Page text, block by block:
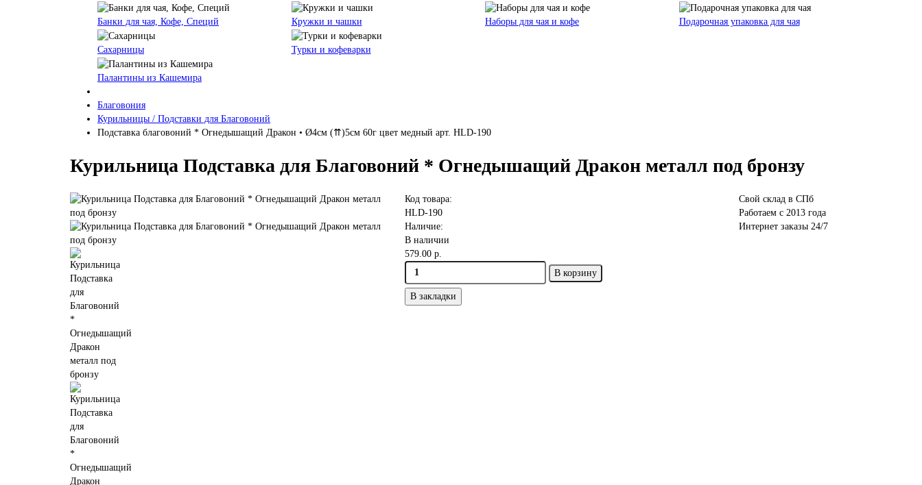
Банки для чая, Кофе, Специй Кружки и чашки Наборы для чая и кофе Подарочная упаковка для чая
Сахарницы Турки и кофеварки
Палантины из Кашемира
Благовония
Курильницы / Подставки для Благовоний
Подставка благовоний * Огнедышащий Дракон • Ø4см (⇈)5cм 60г цвет медный арт. HLD-190
Курильница Подставка для Благовоний * Огнедышащий Дракон металл под бронзу
Код товара:
HLD-190
Наличие:
В наличии
579.00 р.
В корзину
В закладки
Свой склад в СПб
Работаем с 2013 года
Интернет заказы 24/7